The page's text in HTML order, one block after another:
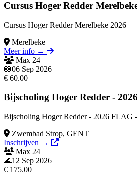
Cursus Hoger Redder
Cursus Hoger Redder Merelbeke 2026
Merelbeke
Meer info →
Max 24
Evenement kaart voor Cursus Hoger
🛟06 Sep 2026
€ 60.00
Bijscholing Hoger Redder -
Bijscholing Hoger Redder - 2026 FLAG
Zwembad Strop, GENT
Inschrijven →
Max 24
Evenement kaart voor Bijscholing Hoger
🌊12 Sep 2026
€ 175.00